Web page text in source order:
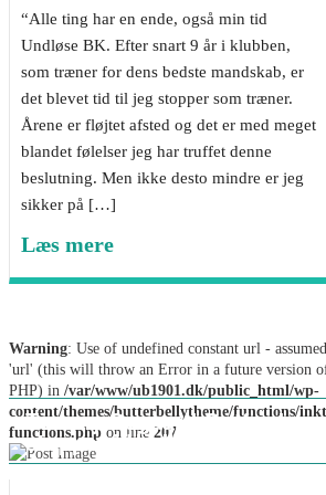
“Alle ting har en ende, også min tid
Undløse BK. Efter snart 9 år i klubben,
som træner for dens bedste mandskab, er
det blevet tid til jeg stopper som træner.
Årene er fløjtet afsted og det er med meget
blandet følelser jeg har truffet denne
beslutning. Men ikke desto mindre er jeg
sikker på […]
Læs mere
Warning: Use of undefined constant url - assumed
'url' (this will throw an Error in a future version
PHP) in /var/www/ub1901.dk/public_html/wp-
content/themes/butterbellytheme/functions/
functions.php on line 207
Tommy Søgaard Gotfredsen
stopper i Undløse BK